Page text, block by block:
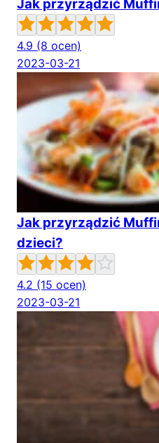
Jak przyrządzić
4.9 (8 ocen)
2023-03-21
Jak przyrządzić
dzieci?
4.2 (15 ocen)
2023-03-21